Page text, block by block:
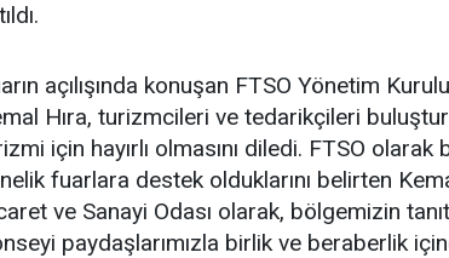
açılışında konuşan FTSO Yönetim
Hıra, turizmcileri ve tedarikçileri
için hayırlı olmasını diledi. FTSO
fuarlara destek olduklarını belirten
ve Sanayi Odası olarak, bölgemizin
paydaşlarımızla birlik ve beraberlik